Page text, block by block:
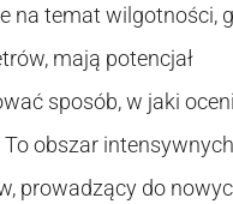
na temat wilgotności,
mają potencjał
sposób, w jaki
obszar
prowadzący do